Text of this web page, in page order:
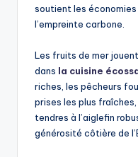
soutient les
l’empreinte carbone.
Les fruits de mer
dans la cuisine
riches, les pêcheurs
prises les plus
tendres à l’aiglefin
générosité côtière de